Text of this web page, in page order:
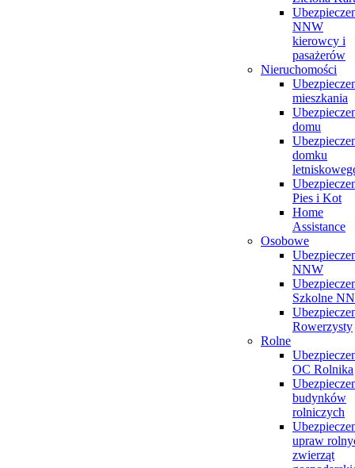
NNW
kierowcy i
pasażerów
Nieruchomości
mieszkania
domu
domku
Pies i Kot
Home
Assistance
Osobowe
NNW
Szkolne
Rowerzysty
Rolne
OC Rolnika
budynków
rolniczych
upraw
zwierząt